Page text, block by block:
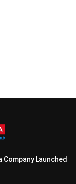
Company Launched